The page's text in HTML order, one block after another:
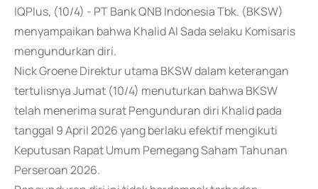
IQPlus, (10/4) - PT Bank QNB Indonesia Tbk. (BKSW)
menyampaikan bahwa Khalid Al Sada selaku Komisaris
mengundurkan diri.
Nick Groene Direktur utama BKSW dalam keterangan
tertulisnya Jumat (10/4) menuturkan bahwa BKSW
telah menerima surat Pengunduran diri Khalid pada
tanggal 9 April 2026 yang berlaku efektif mengikuti
Keputusan Rapat Umum Pemegang Saham Tahunan
Perseroan 2026.